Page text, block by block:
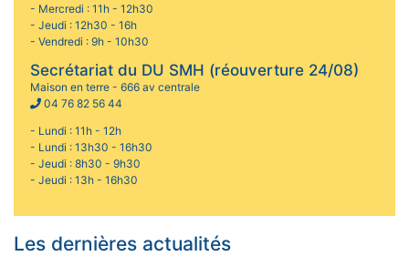
- Mercredi : 11h - 12h30
- Jeudi : 12h30 - 16h
- Vendredi : 9h - 10h30
Secrétariat du DU SMH (réouverture 24/08)
Maison en terre - 666 av centrale
04 76 82 56 44
- Lundi : 11h - 12h
- Lundi : 13h30 - 16h30
- Jeudi : 8h30 - 9h30
- Jeudi : 13h - 16h30
Les dernières actualités